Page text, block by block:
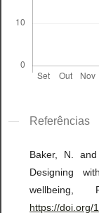
Referências
Baker, N.
Designing
wellbeing,
https://doi.org/